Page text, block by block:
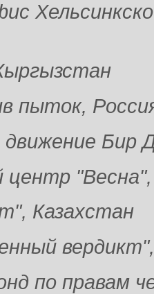
пыток,
Бир
"Весна",
Казахстан
по правам